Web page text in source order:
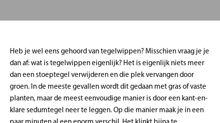
Heb je wel eens gehoord van tegelwippen? Misschien vraag je je
dan af: wat is tegelwippen eigenlijk? Het is eigenlijk niets meer
dan een stoeptegel verwijderen en die plek vervangen door
groen. In de meeste gevallen wordt dit gedaan met gras of vaste
planten, maar de meest eenvoudige manier is door een kant-en-
klare sedumtegel neer te leggen. Op die manier maak je in een